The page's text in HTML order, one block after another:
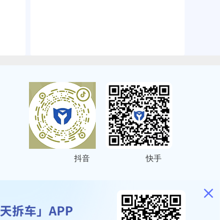
抖音 快手
号